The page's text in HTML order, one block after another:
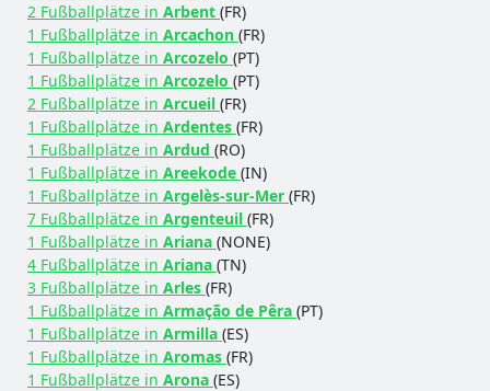
2 Fußballplätze in Arbent (FR)
1 Fußballplätze in Arcachon (FR)
1 Fußballplätze in Arcozelo (PT)
1 Fußballplätze in Arcozelo (PT)
2 Fußballplätze in Arcueil (FR)
1 Fußballplätze in Ardentes (FR)
1 Fußballplätze in Ardud (RO)
1 Fußballplätze in Areekode (IN)
1 Fußballplätze in Argelès-sur-Mer (FR)
7 Fußballplätze in Argenteuil (FR)
1 Fußballplätze in Ariana (NONE)
4 Fußballplätze in Ariana (TN)
3 Fußballplätze in Arles (FR)
1 Fußballplätze in Armação de Pêra (PT)
1 Fußballplätze in Armilla (ES)
1 Fußballplätze in Aromas (FR)
1 Fußballplätze in Arona (ES)